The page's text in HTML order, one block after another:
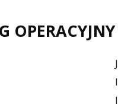
OPERACYJNY